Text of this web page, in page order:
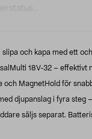
slipa och kapa med ett
18V-32 – effektivt
och MagnetHold för
djupanslag i fyra steg
säljs separat.